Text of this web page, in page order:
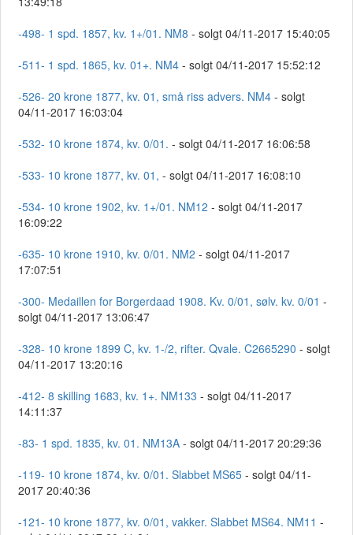
-498- 1 spd. 1857, kv. 1+/01. NM8 - solgt 04/11-2017 15:40:05
-511- 1 spd. 1865, kv. 01+. NM4 - solgt 04/11-2017 15:52:12
-526- 20 krone 1877, kv. 01, små riss advers. NM4 - solgt
04/11-2017 16:03:04
-532- 10 krone 1874, kv. 0/01. - solgt 04/11-2017 16:06:58
-533- 10 krone 1877, kv. 01, - solgt 04/11-2017 16:08:10
-534- 10 krone 1902, kv. 1+/01. NM12 - solgt 04/11-2017
16:09:22
-635- 10 krone 1910, kv. 0/01. NM2 - solgt 04/11-2017
17:07:51
-300- Medaillen for Borgerdaad 1908. Kv. 0/01, sølv. kv. 0/01 -
solgt 04/11-2017 13:06:47
-328- 10 krone 1899 C, kv. 1-/2, rifter. Qvale. C2665290 - solgt
04/11-2017 13:20:16
-412- 8 skilling 1683, kv. 1+. NM133 - solgt 04/11-2017
14:11:37
-83- 1 spd. 1835, kv. 01. NM13A - solgt 04/11-2017 20:29:36
-119- 10 krone 1874, kv. 0/01. Slabbet MS65 - solgt 04/11-
2017 20:40:36
-121- 10 krone 1877, kv. 0/01, vakker. Slabbet MS64. NM11 -